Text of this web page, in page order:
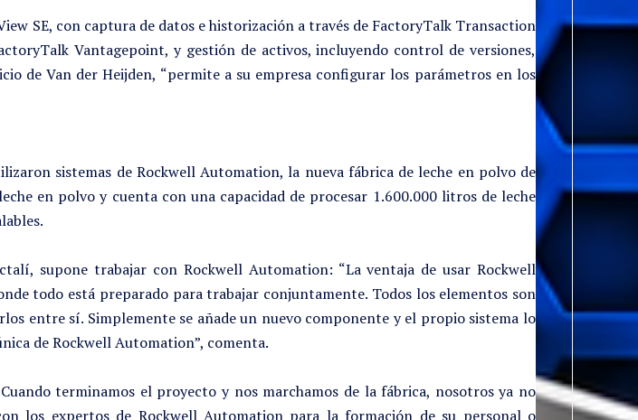
SE, con captura de datos e historización a través de FactoryTalk Transaction
Vantagepoint, y gestión de activos, incluyendo control de versiones,
de Van der Heijden, “permite a su empresa configurar los parámetros en los
sistemas de Rockwell Automation, la nueva fábrica de leche en polvo de
en polvo y cuenta con una capacidad de procesar 1.600.000 litros de leche
supone trabajar con Rockwell Automation: “La ventaja de usar Rockwell
todo está preparado para trabajar conjuntamente. Todos los elementos son
entre sí. Simplemente se añade un nuevo componente y el propio sistema lo
de Rockwell Automation”, comenta.
terminamos el proyecto y nos marchamos de la fábrica, nosotros ya no
los expertos de Rockwell Automation para la formación de su personal o